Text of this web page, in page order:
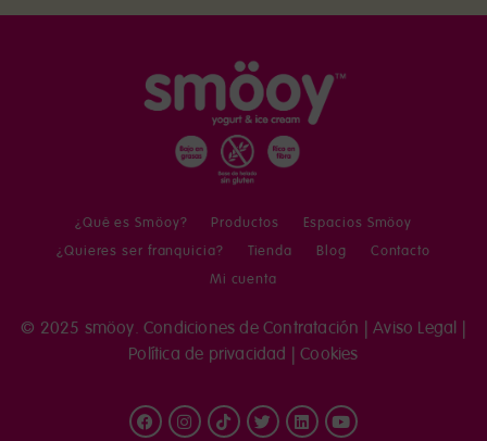
¿Qué es Smöoy? Productos
Espacios Smöoy
¿Quieres ser franquicia?
Tienda Blog
Contacto
Mi cuenta
© 2025 smöoy.Condiciones de Contratación |Aviso Legal
Política de privacidad |Cookies